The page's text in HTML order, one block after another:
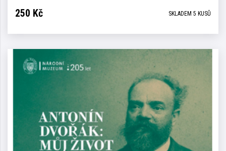
250 Kč SKLADEM 5 KUSŮ